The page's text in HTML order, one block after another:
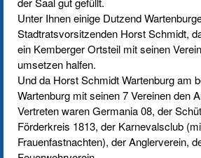
Unter Ihnen einige Dutzend
Stadtratsvorsitzenden Horst Schmidt,
ein Kemberger Ortsteil mit seinen
umsetzen halfen.
Und da Horst Schmidt Wartenburg am
Wartenburg mit seinen 7 Vereinen den
Vertreten waren Germania 08, der
Förderkreis 1813, der Karnevalsclub
Frauenfastnachten), der Anglerverein,